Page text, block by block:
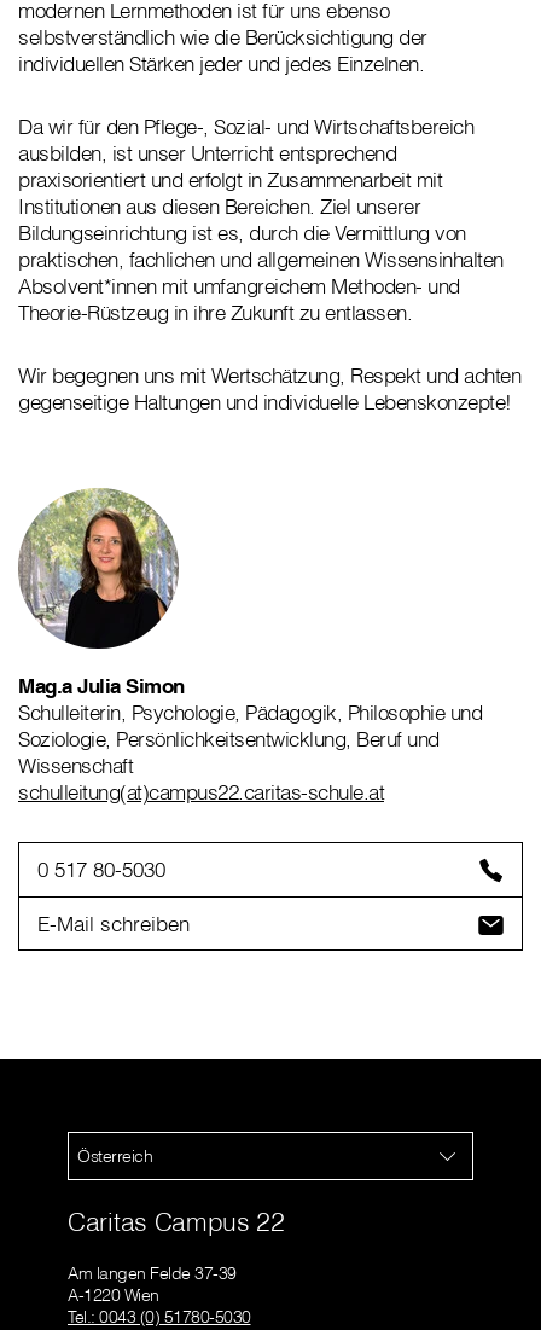
modernen Lernmethoden ist für uns ebenso
selbstverständlich wie die Berücksichtigung der
individuellen Stärken jeder und jedes Einzelnen.
Da wir für den Pflege-, Sozial- und Wirtschaftsbereich
ausbilden, ist unser Unterricht entsprechend
praxisorientiert und erfolgt in Zusammenarbeit mit
Institutionen aus diesen Bereichen. Ziel unserer
Bildungseinrichtung ist es, durch die Vermittlung von
praktischen, fachlichen und allgemeinen Wissensinhalten
Absolvent*innen mit umfangreichem Methoden- und
Theorie-Rüstzeug in ihre Zukunft zu entlassen.
Wir begegnen uns mit Wertschätzung, Respekt und achten
gegenseitige Haltungen und individuelle Lebenskonzepte!
Mag.a Julia Simon
Schulleiterin, Psychologie, Pädagogik, Philosophie und
Soziologie, Persönlichkeitsentwicklung, Beruf und
Wissenschaft
schulleitung(at)campus22.caritas-schule.at
0 517 80-5030
E-Mail schreiben
Österreich
Caritas Campus 22
Am langen Felde 37-39
A-1220 Wien
Tel.: 0043 (0) 51780-5030